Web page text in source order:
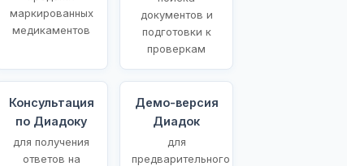
маркированных
медикаментов
документов и
подготовки к
проверкам
Консультация
по Диадоку
для получения
ответов на
Демо-версия
Диадок
для
предварительного